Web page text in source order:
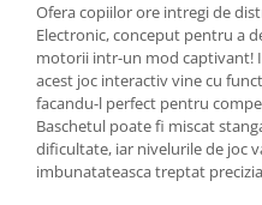
Ofera copiilor ore intregi de
Electronic, conceput pentru a
motorii intr-un mod captivant!
acest joc interactiv vine cu
facandu-l perfect pentru
Baschetul poate fi miscat
dificultate, iar nivelurile de joc
imbunatateasca treptat